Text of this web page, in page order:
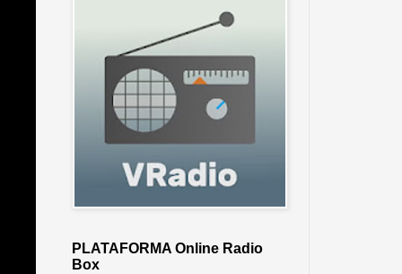
PLATAFORMA Online Radio
Box